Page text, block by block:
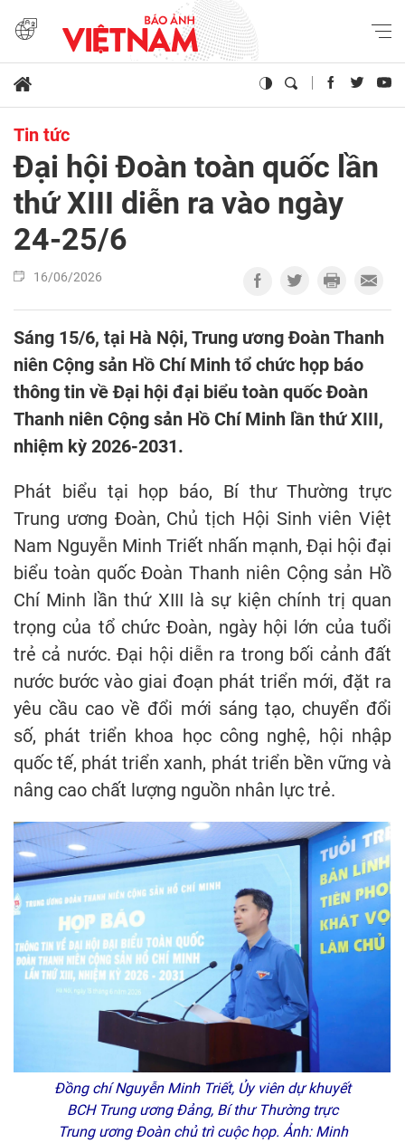
Tin tức
Đại hội Đoàn toàn quốc lần
thứ XIII diễn ra vào ngày
24-25/6
16/06/2026
Sáng 15/6, tại Hà Nội, Trung ương Đoàn Thanh
niên Cộng sản Hồ Chí Minh tổ chức họp báo
thông tin về Đại hội đại biểu toàn quốc Đoàn
Thanh niên Cộng sản Hồ Chí Minh lần thứ XIII,
nhiệm kỳ 2026-2031.
Phát biểu tại họp báo, Bí thư Thường trực
Trung ương Đoàn, Chủ tịch Hội Sinh viên Việt
Nam Nguyễn Minh Triết nhấn mạnh, Đại hội đại
biểu toàn quốc Đoàn Thanh niên Cộng sản Hồ
Chí Minh lần thứ XIII là sự kiện chính trị quan
trọng của tổ chức Đoàn, ngày hội lớn của tuổi
trẻ cả nước. Đại hội diễn ra trong bối cảnh đất
nước bước vào giai đoạn phát triển mới, đặt ra
yêu cầu cao về đổi mới sáng tạo, chuyển đổi
số, phát triển khoa học công nghệ, hội nhập
quốc tế, phát triển xanh, phát triển bền vững và
nâng cao chất lượng nguồn nhân lực trẻ.
Đồng chí Nguyễn Minh Triết, Ủy viên dự khuyết
BCH Trung ương Đảng, Bí thư Thường trực
Trung ương Đoàn chủ trì cuộc họp. Ảnh: Minh